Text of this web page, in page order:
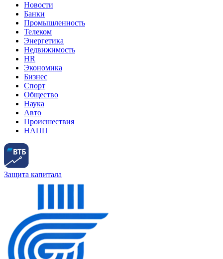
Новости
Банки
Промышленность
Телеком
Энергетика
Недвижимость
HR
Экономика
Бизнес
Спорт
Общество
Наука
Авто
Происшествия
НАПП
Защита капитала